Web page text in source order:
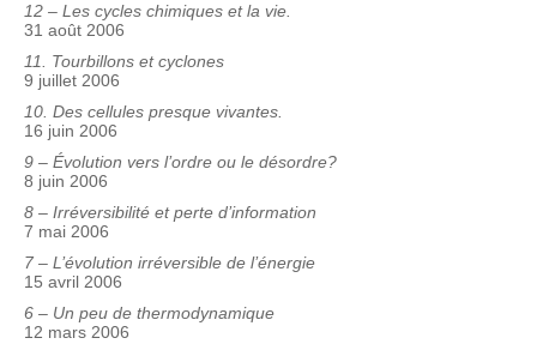
12 – Les cycles chimiques et la vie.
31 août 2006
11. Tourbillons et cyclones
9 juillet 2006
10. Des cellules presque vivantes.
16 juin 2006
9 – Évolution vers l’ordre ou le désordre?
8 juin 2006
8 – Irréversibilité et perte d’information
7 mai 2006
7 – L’évolution irréversible de l’énergie
15 avril 2006
6 – Un peu de thermodynamique
12 mars 2006